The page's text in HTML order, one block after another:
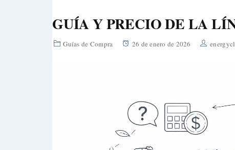
GUÍA Y PRECIO DE LA
Guías de Compra 26 de enero de 2026